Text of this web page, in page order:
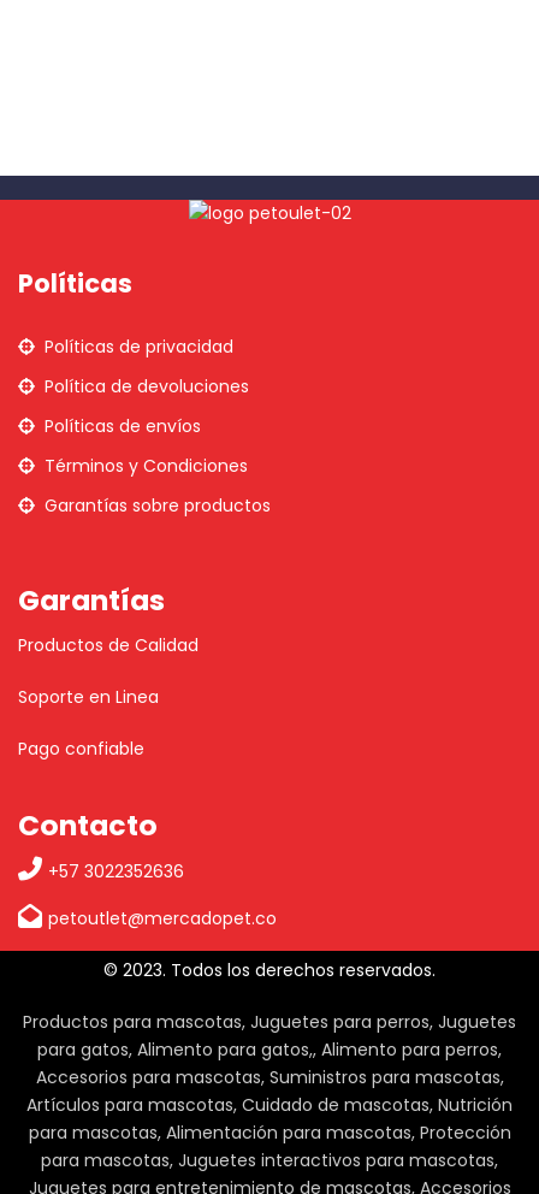
Políticas
Políticas de privacidad
Política de devoluciones
Políticas de envíos
Términos y Condiciones
Garantías sobre productos
Garantías
Productos de Calidad
Soporte en Linea
Pago confiable
Contacto
+57 3022352636
petoutlet@mercadopet.co
© 2023. Todos los derechos reservados.
Productos para mascotas, Juguetes para perros, Juguetes
para gatos, Alimento para gatos,, Alimento para perros,
Accesorios para mascotas, Suministros para mascotas,
Artículos para mascotas, Cuidado de mascotas, Nutrición
para mascotas, Alimentación para mascotas, Protección
para mascotas, Juguetes interactivos para mascotas,
Juguetes para entretenimiento de mascotas, Accesorios